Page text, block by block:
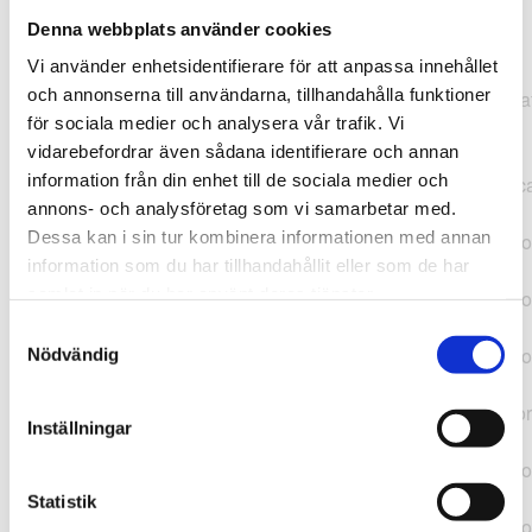
Denna webbplats använder cookies
Vi använder enhetsidentifierare för att anpassa innehållet
och annonserna till användarna, tillhandahålla funktioner
för sociala medier och analysera vår trafik. Vi
vidarebefordrar även sådana identifierare och annan
information från din enhet till de sociala medier och
annons- och analysföretag som vi samarbetar med.
Dessa kan i sin tur kombinera informationen med annan
information som du har tillhandahållit eller som de har
Nödvändig
Inställningar
Statistik
TypeError: "".concat(...).concat(...).replaceAll is not a
function at
https://webshop.pressbyran.se/_next/static/chunks/pages/
b1763451a2186f9e.js:1:11050 at Array.map
(<anonymous>) at K
(https://webshop.pressbyran.se/_next/static/chunks/pages/
b1763451a2186f9e.js:1:10836) at lk
(https://webshop.pressbyran.se/_next/static/chunks/
b241200379730ac0.js:1:129835) at i
(https://webshop.pressbyran.se/_next/static/chunks/
(https://webshop.pressbyran.se/_next/static/chunks/
https://webshop.pressbyran.se/_next/static/chunks/
b241200379730ac0.js:1:167872 at uI
(https://webshop.pressbyran.se/_next/static/chunks/
b241200379730ac0.js:1:167879) at uE
(https://webshop.pressbyran.se/_next/static/chunks/